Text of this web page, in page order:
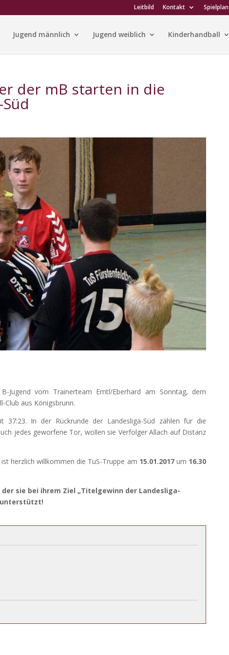
Leitbild Kontakt Spielplan
Jugend männlich Jugend weiblich Kinderhandball
der mB starten in die
vom Trainerteam Erntl/Eberhard am Sonntag, dem
Club aus Königsbrunn.
In der Rückrunde der Landesliga-Süd zählen für die
jedes geworfene Tor, wollen sie Verfolger Allach auf Distanz
herzlich willkommen die TuS-Truppe am 15.01.2017um 16.30
sie bei ihrem Ziel „Titelgewinn der Landesliga-
unterstützt!